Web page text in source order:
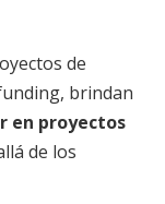
de
brindan
en proyectos
de los